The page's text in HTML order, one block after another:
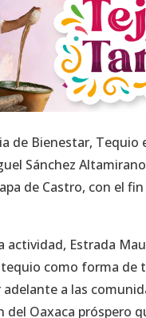
de Bienestar,
Sánchez
de Castro, con el
actividad, Estrada
como forma de
a las
Oaxaca próspero